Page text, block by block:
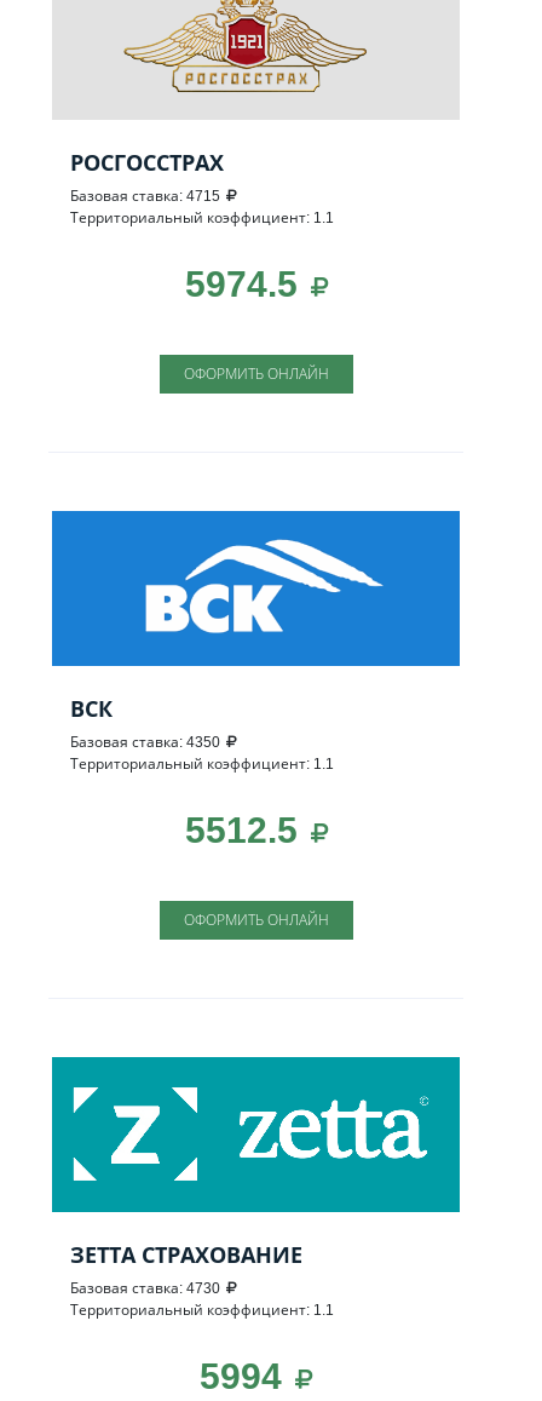
РОСГОССТРАХ
Базовая ставка: 4715
Территориальный коэффициент: 1.1
5974.5
ОФОРМИТЬ ОНЛАЙН
ВСК
Базовая ставка: 4350
Территориальный коэффициент: 1.1
5512.5
ОФОРМИТЬ ОНЛАЙН
ЗЕТТА СТРАХОВАНИЕ
Базовая ставка: 4730
Территориальный коэффициент: 1.1
5994